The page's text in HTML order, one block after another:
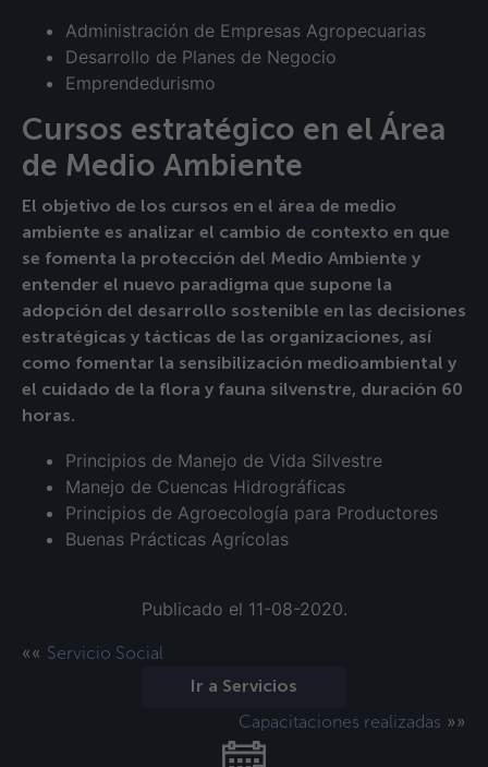
Administración de Empresas Agropecuarias
Desarrollo de Planes de Negocio
Emprendedurismo
Cursos estratégico en el Área
de Medio Ambiente
El objetivo de los cursos en el área de medio
ambiente es analizar el cambio de contexto en que
se fomenta la protección del Medio Ambiente y
entender el nuevo paradigma que supone la
adopción del desarrollo sostenible en las decisiones
estratégicas y tácticas de las organizaciones, así
como fomentar la sensibilización medioambiental y
el cuidado de la flora y fauna silvenstre, duración 60
horas.
Principios de Manejo de Vida Silvestre
Manejo de Cuencas Hidrográficas
Principios de Agroecología para Productores
Buenas Prácticas Agrícolas
Publicado el 11-08-2020.
«« Servicio Social
Ir a Servicios
Capacitaciones realizadas »»